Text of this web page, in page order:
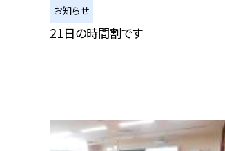
お知らせ
21日の時間割です